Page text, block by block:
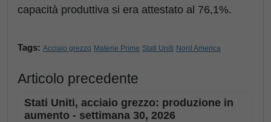
capacità produttiva si era attestato al 76,1%.
Tags: Acciaio grezzo Materie Prime Stati Uniti Nord America
Articolo precedente
Stati Uniti, acciaio grezzo: produzione in
aumento - settimana 30, 2026